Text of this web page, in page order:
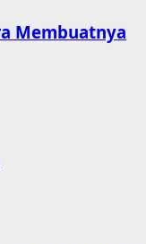
Membuatnya